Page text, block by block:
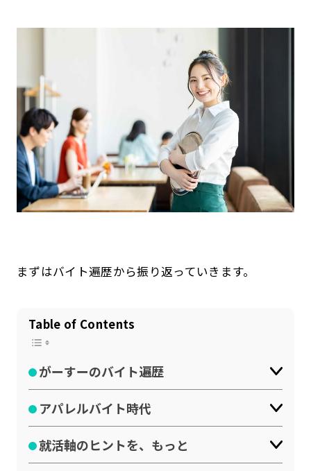
まずはバイト遍歴から振り返っていきます。
Table of Contents
がーすーのバイト遍歴
アパレルバイト時代
就活軸のヒントを、もっと